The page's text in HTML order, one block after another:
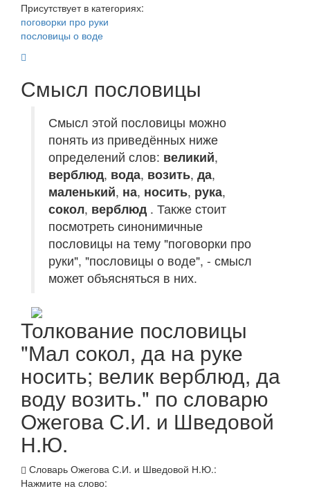
Присутствует в категориях:
поговорки про руки
пословицы о воде
Смысл пословицы
Смысл этой пословицы можно
понять из приведённых ниже
определений слов: великий,
верблюд, вода, возить, да,
маленький, на, носить, рука,
сокол, верблюд . Также стоит
посмотреть синонимичные
пословицы на тему "поговорки про
руки", "пословицы о воде", - смысл
может объясняться в них.
Толкование пословицы
"Мал сокол, да на руке
носить; велик верблюд, да
воду возить." по словарю
Ожегова С.И. и Шведовой
Н.Ю.
Словарь Ожегова С.И. и Шведовой Н.Ю.:
Нажмите на слово: